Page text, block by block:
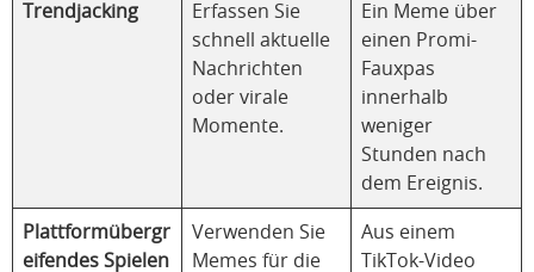
Trendjacking
Erfassen Sie
schnell aktuelle
Nachrichten
oder virale
Momente.
Ein Meme über
einen Promi-
Fauxpas
innerhalb
weniger
Stunden nach
dem Ereignis.
Plattformübergr
eifendes Spielen
Verwenden Sie
Memes für die
Aus einem
TikTok-Video